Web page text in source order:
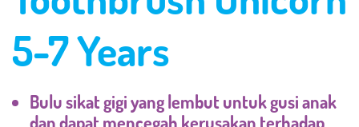
5-7 Years
Bulu sikat gigi yang lembut untuk gusi anak
dan dapat mencegah kerusakan terhadap